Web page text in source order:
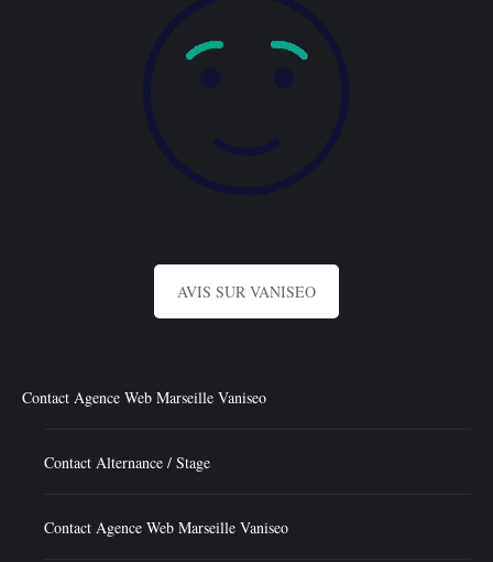
AVIS SUR VANISEO
Contact Agence Web Marseille Vaniseo
Contact Alternance / Stage
Contact Agence Web Marseille Vaniseo